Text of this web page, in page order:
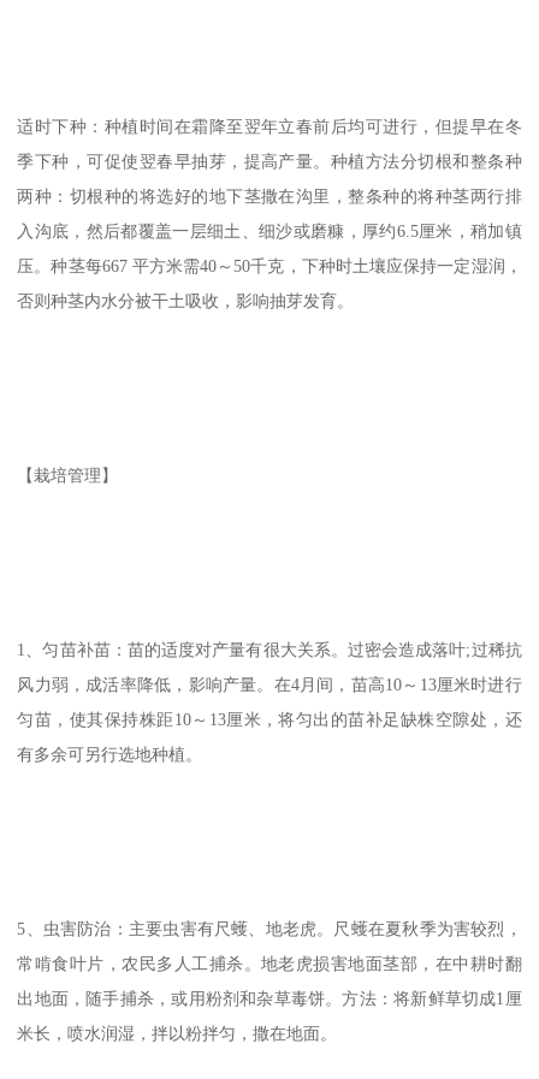
适时下种：种植时间在霜降至翌年立春前后均可进行，但提早在冬
季下种，可促使翌春早抽芽，提高产量。种植方法分切根和整条种
两种：切根种的将选好的地下茎撒在沟里，整条种的将种茎两行排
入沟底，然后都覆盖一层细土、细沙或磨糠，厚约6.5厘米，稍加镇
压。种茎每667 平方米需40～50千克，下种时土壤应保持一定湿润，
否则种茎内水分被干土吸收，影响抽芽发育。
【栽培管理】
1、匀苗补苗：苗的适度对产量有很大关系。过密会造成落叶;过稀抗
风力弱，成活率降低，影响产量。在4月间，苗高10～13厘米时进行
匀苗，使其保持株距10～13厘米，将匀出的苗补足缺株空隙处，还
有多余可另行选地种植。
5、虫害防治：主要虫害有尺蠖、地老虎。尺蠖在夏秋季为害较烈，
常啃食叶片，农民多人工捕杀。地老虎损害地面茎部，在中耕时翻
出地面，随手捕杀，或用粉剂和杂草毒饼。方法：将新鲜草切成1厘
米长，喷水润湿，拌以粉拌匀，撒在地面。